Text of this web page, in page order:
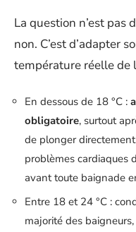
La question n’est pas
non. C’est d’adapter
température réelle de
En dessous de 18 °C :
obligatoire, surtout
de plonger
problèmes cardiaques
avant toute baignade
Entre 18 et 24 °C :
majorité des